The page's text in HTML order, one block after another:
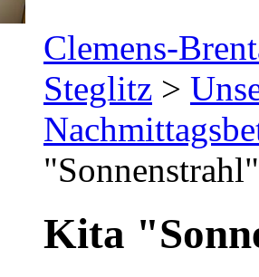
Clemens-
Steglitz >
"Sonnenstrahl"
Kita